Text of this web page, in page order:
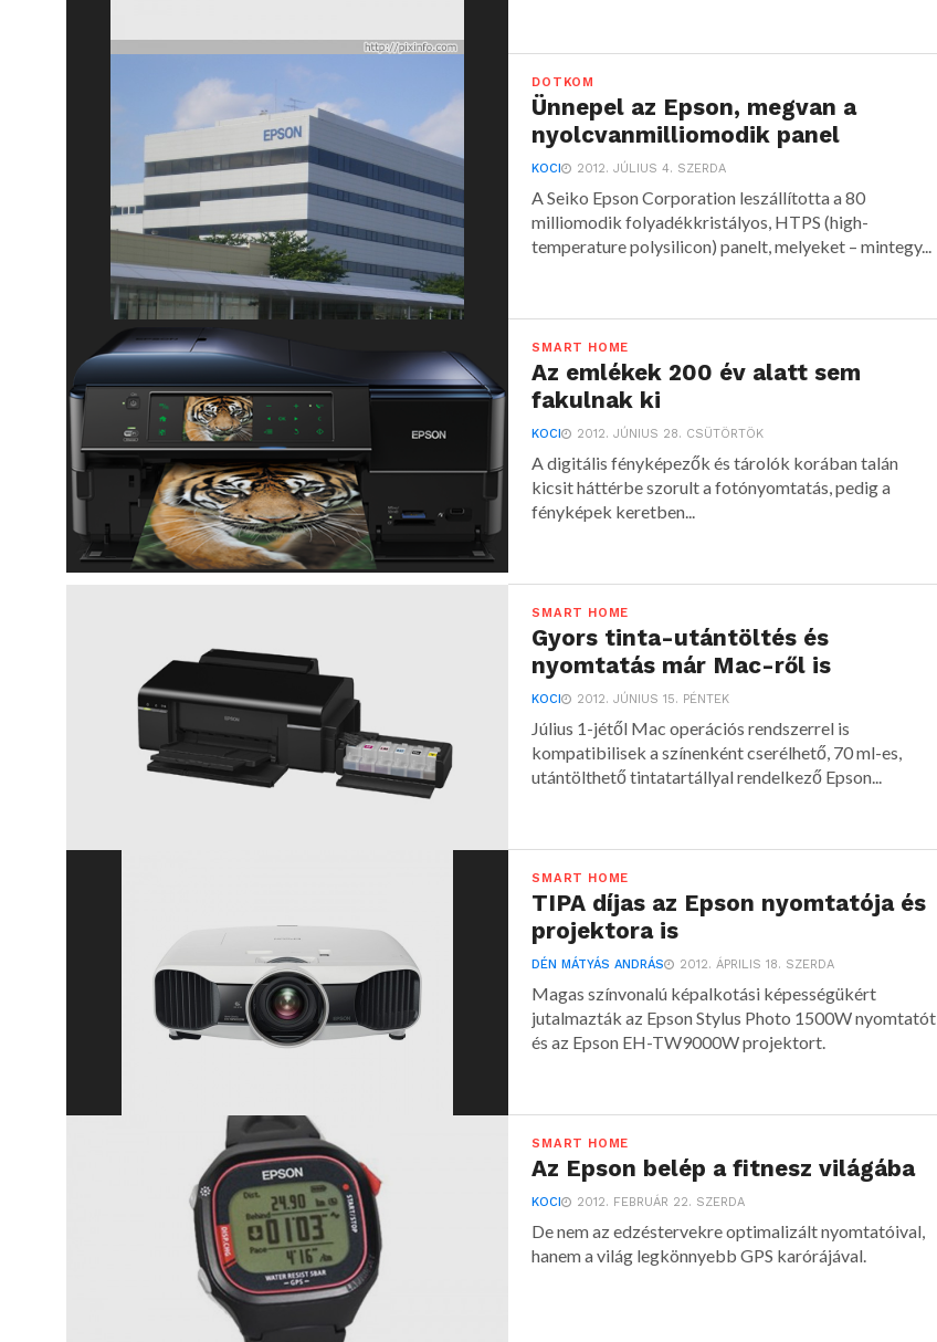
DOTKOM
Ünnepel az Epson, megvan a
nyolcvanmilliomodik panel
KOCI 2012. JÚLIUS 4. SZERDA
A Seiko Epson Corporation leszállította a 80
milliomodik folyadékkristályos, HTPS (high-
temperature polysilicon) panelt, melyeket – mintegy...
SMART HOME
Az emlékek 200 év alatt sem
fakulnak ki
KOCI 2012. JÚNIUS 28. CSÜTÖRTÖK
A digitális fényképezők és tárolók korában talán
kicsit háttérbe szorult a fotónyomtatás, pedig a
fényképek keretben...
SMART HOME
Gyors tinta-utántöltés és
nyomtatás már Mac-ről is
KOCI 2012. JÚNIUS 15. PÉNTEK
Július 1-jétől Mac operációs rendszerrel is
kompatibilisek a színenként cserélhető, 70 ml-es,
utántölthető tintatartállyal rendelkező Epson...
SMART HOME
TIPA díjas az Epson nyomtatója és
projektora is
DÉN MÁTYÁS ANDRÁS 2012. ÁPRILIS 18. SZERDA
Magas színvonalú képalkotási képességükért
jutalmazták az Epson Stylus Photo 1500W nyomtatót
és az Epson EH-TW9000W projektort.
SMART HOME
Az Epson belép a fitnesz világába
KOCI 2012. FEBRUÁR 22. SZERDA
De nem az edzéstervekre optimalizált nyomtatóival,
hanem a világ legkönnyebb GPS karórájával.